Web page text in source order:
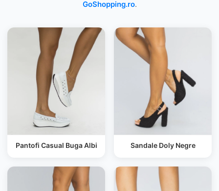
GoShopping.ro.
Pantofi Casual Buga Albi Sandale Doly Negre